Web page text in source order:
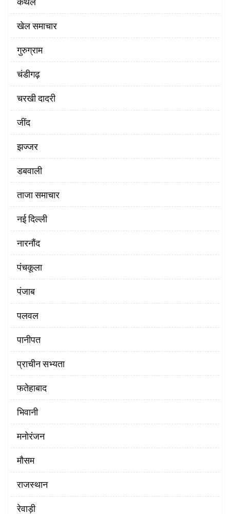
खेल समाचार
गुरुग्राम
चंडीगढ़
चरखी दादरी
‌जींद
झज्जर
डबवाली
ताजा समाचार
नई दिल्ली
नारनौंद
पंचकूला
पंजाब
पलवल
पानीपत
प्राचीन सभ्यता
फतेहाबाद
भिवानी
मनोरंजन
मौसम
राजस्थान
रेवाड़ी